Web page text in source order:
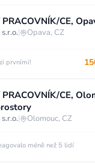
PRACOVNÍK/CE,
| Opava, CZ
prvními!
PRACOVNÍK/CE,
| Olomouc, CZ
méně než 5 lidí
60 000 CZK a více